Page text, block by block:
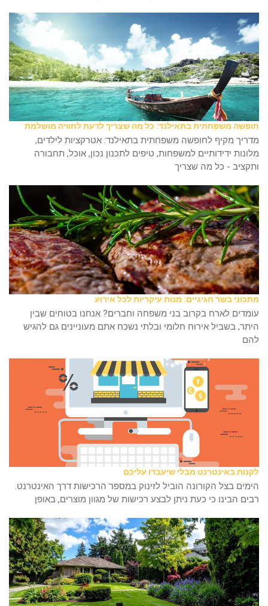
חופשה משפחתית בתאילנד: כל מה שצריך לדעת לחוויה מושלמת
מדריך מקיף לחופשה משפחתית בתאילנד: אטרקציות לילדים,
מלונות ידידותיים למשפחות, טיפים לתכנון נכון, אוכל, תחבורה
ותקציב - כל מה שצריך
מתכוני בשר חגיגיים: מנות עיקריות לכל אירוע
עומדים לארח בקרוב בני משפחה וחברים? אנחנו בטוחים שבין
היתר, בשביל אירוח חלומי ובלתי נשכח אתם מעוניינים גם להגיש
להם
לקנות באינטרנט מבלי שיעבדו עליכם
הימים בצל הקורונה הוביל לזינוק במספר הרכישות דרך האינטרנט.
רבים הבינו כי כעת ניתן לבצע רכישות של מגוון מוצרים, באופן